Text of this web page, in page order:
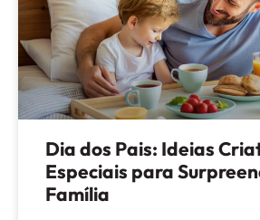
Dia dos Pais: Ideias
Especiais para
Família